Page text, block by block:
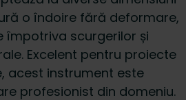
o îndoire fără deformare,
împotriva scurgerilor și
Excelent pentru proiecte
acest instrument este
profesionist din domeniu.